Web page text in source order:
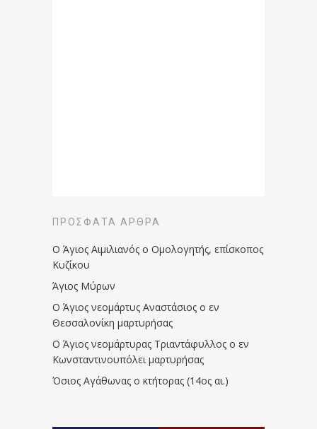
ΠΡΌΣΦΑΤΑ ΆΡΘΡΑ
Ο Άγιος Αιμιλιανός ο Ομολογητής, επίσκοπος
Κυζίκου
Άγιος Μύρων
Ο Άγιος νεομάρτυς Αναστάσιος ο εν
Θεσσαλονίκη μαρτυρήσας
Ο Άγιος νεομάρτυρας Τριαντάφυλλος ο εν
Κωνσταντινουπόλει μαρτυρήσας
Όσιος Αγάθωνας ο κτήτορας (14ος αι.)